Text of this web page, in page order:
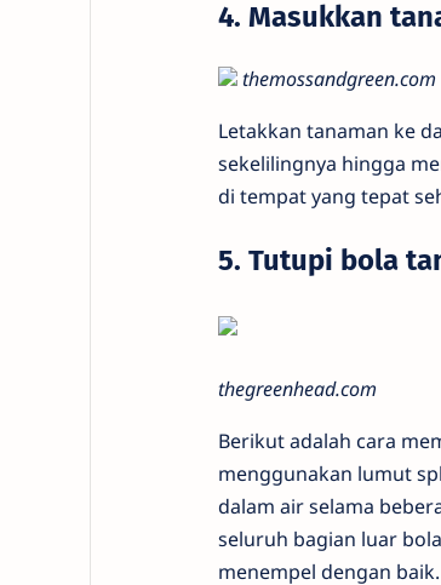
4. Masukkan
themossandgreen.com
Letakkan tanaman ke
sekelilingnya hingga
di tempat yang tepat
5. Tutupi bola
thegreenhead.com
Berikut adalah cara
menggunakan lumut
dalam air selama
seluruh bagian luar
menempel dengan baik.